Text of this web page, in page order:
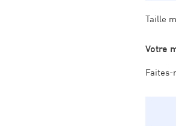
Taille
Votre
Faites-